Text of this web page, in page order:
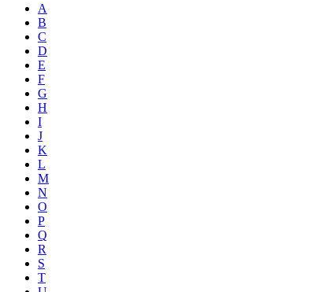
A
B
C
D
E
F
G
H
I
J
K
L
M
N
O
P
Q
R
S
T